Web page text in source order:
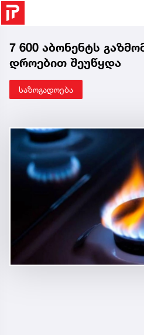
7 600 აბონენტს
დროებით შეუწყდა
საზოგადოება